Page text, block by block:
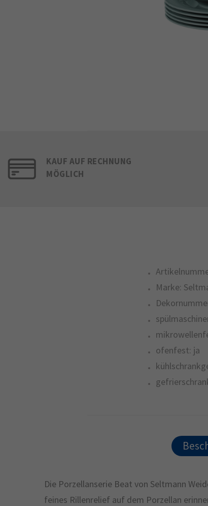
KAUF AUF RECHNUNG
MÖGLICH
Marke:
ofenfest: ja
Die Porzellanserie Beat von Seltmann
feines Rillenrelief auf dem Porzellan